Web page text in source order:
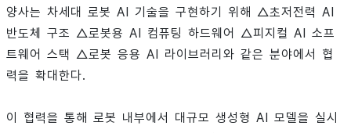
양사는 차세대 로봇 AI 기술을 구현하기 위해 △초저전력 AI
반도체 구조 △로봇용 AI 컴퓨팅 하드웨어 △피지컬 AI 소프
트웨어 스택 △로봇 응용 AI 라이브러리와 같은 분야에서 협
력을 확대한다.
이 협력을 통해 로봇 내부에서 대규모 생성형 AI 모델을 실시